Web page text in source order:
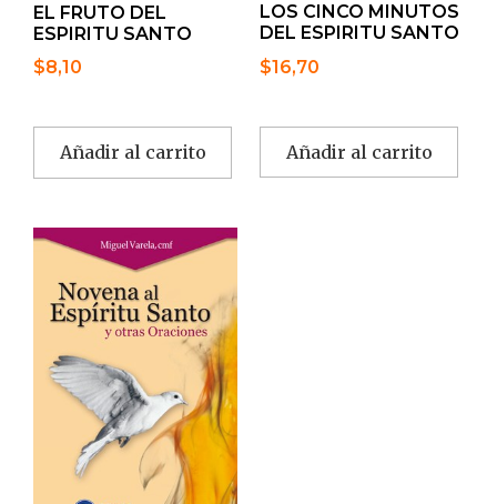
EL FRUTO DEL
ESPIRITU SANTO
$8,10
Añadir al carrito
LOS CINCO MINUTOS
DEL ESPIRITU SANTO
$16,70
Añadir al carrito